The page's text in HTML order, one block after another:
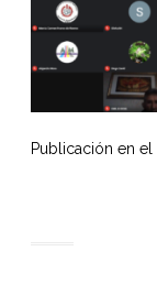
Publicación en el